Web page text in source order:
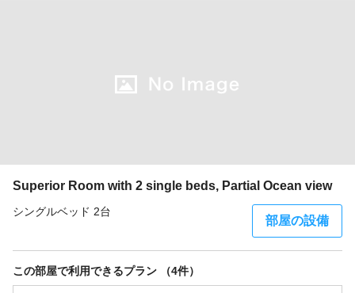
Superior Room with 2 single beds, Partial Ocean view
シングルベッド 2台
部屋の設備
この部屋で利用できるプラン （4件）